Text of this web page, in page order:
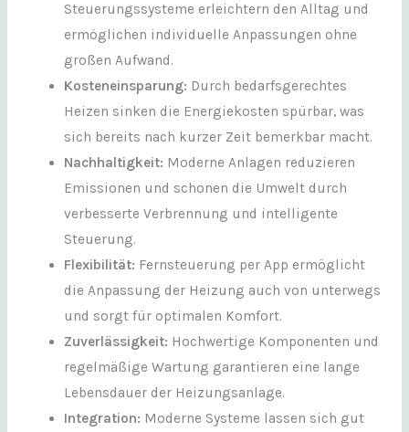
Steuerungssysteme erleichtern den Alltag und
ermöglichen individuelle Anpassungen ohne
großen Aufwand.
Kosteneinsparung: Durch bedarfsgerechtes
Heizen sinken die Energiekosten spürbar, was
sich bereits nach kurzer Zeit bemerkbar macht.
Nachhaltigkeit: Moderne Anlagen reduzieren
Emissionen und schonen die Umwelt durch
verbesserte Verbrennung und intelligente
Steuerung.
Flexibilität: Fernsteuerung per App ermöglicht
die Anpassung der Heizung auch von unterwegs
und sorgt für optimalen Komfort.
Zuverlässigkeit: Hochwertige Komponenten und
regelmäßige Wartung garantieren eine lange
Lebensdauer der Heizungsanlage.
Integration: Moderne Systeme lassen sich gut